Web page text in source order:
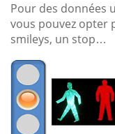
Pour des données
vous pouvez opter
smileys, un stop…